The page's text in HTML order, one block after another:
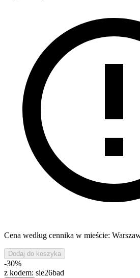
Cena według cennika w mieście:
Dodaj do koszyka
-30%
z kodem: sie26bad